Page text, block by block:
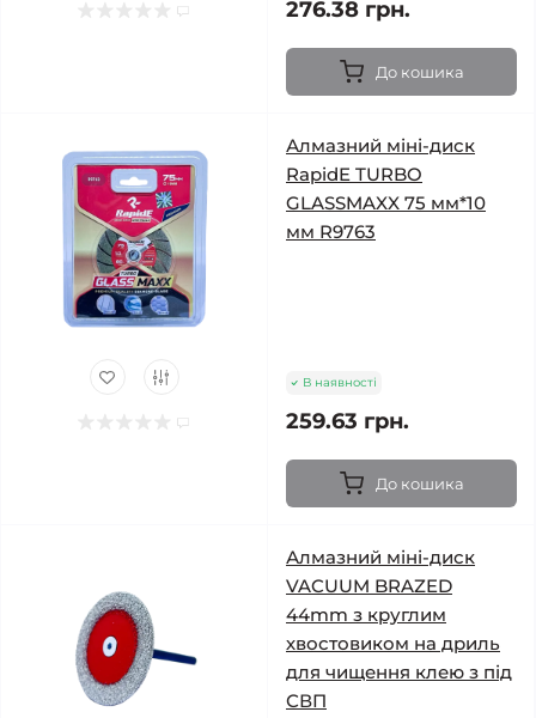
276.38 грн.
До кошика
Алмазний міні-диск
RapidE TURBO
GLASSMAXX 75 мм*10
мм R9763
В наявності
259.63 грн.
До кошика
Алмазний міні-диск
VACUUM BRAZED
44mm з круглим
хвостовиком на дриль
для чищення клею з під
СВП